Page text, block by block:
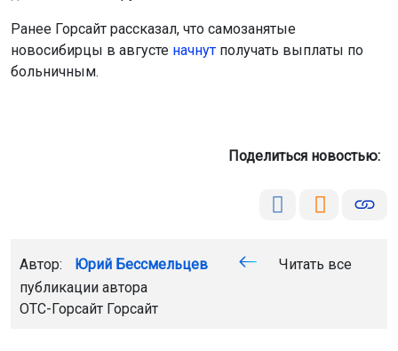
Ранее Горсайт рассказал, что самозанятые
новосибирцы в августе начнут получать выплаты по
больничным.
Поделиться новостью:
Автор: Юрий Бессмельцев
Читать все
публикации автора
ОТС-Горсайт Горсайт